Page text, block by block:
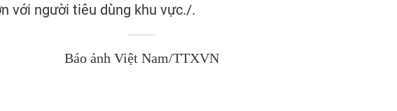
với người tiêu dùng khu vực./.
Báo ảnh Việt Nam/TTXVN